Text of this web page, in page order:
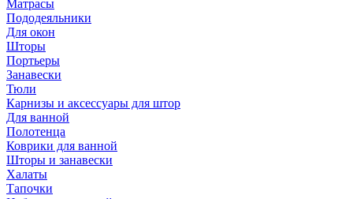
Матрасы
Пододеяльники
Для окон
Шторы
Портьеры
Занавески
Тюли
Карнизы и аксессуары для штор
Для ванной
Полотенца
Коврики для ванной
Шторы и занавески
Халаты
Тапочки